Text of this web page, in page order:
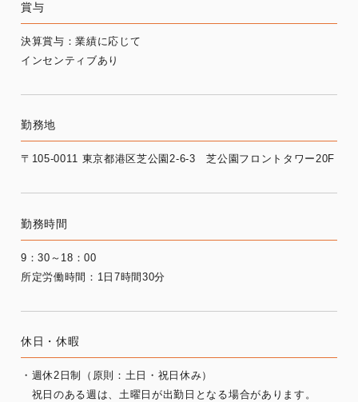
賞与
決算賞与：業績に応じて
インセンティブあり
勤務地
〒105-0011 東京都港区芝公園2-6-3 芝公園フロントタワー20F
勤務時間
9：30～18：00
所定労働時間：1日7時間30分
休日・休暇
・週休2日制（原則：土日・祝日休み）
祝日のある週は、土曜日が出勤日となる場合があります。